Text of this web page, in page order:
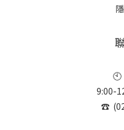
🕙
9:00-
☎